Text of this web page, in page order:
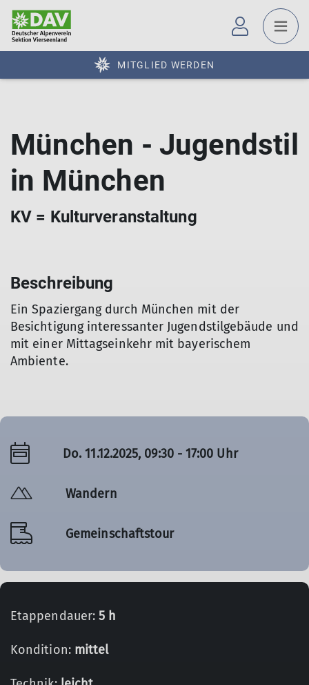
MITGLIED WERDEN
München - Jugendstil
in München
KV = Kulturveranstaltung
Beschreibung
Ein Spaziergang durch München mit der
Besichtigung interessanter Jugendstilgebäude und
mit einer Mittagseinkehr mit bayerischem
Ambiente.
Do. 11.12.2025, 09:30 - 17:00 Uhr
Wandern
Gemeinschaftstour
Etappendauer:5 h
Kondition: mittel